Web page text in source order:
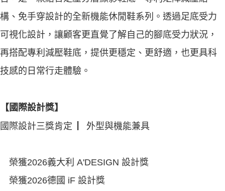
構、免手穿設計的全新機能休閒鞋系列。透過足底受力
可視化設計，讓顧客更直覺了解自己的腳底受力狀況，
再搭配專利減壓鞋底，提供更穩定、 更舒適，也更具科
技感的日常行走體驗。
【國際設計獎】
國際設計三獎肯定 ▏外型與機能兼具
榮獲2026義大利 A'DESIGN 設計獎
榮獲2026德國 iF 設計獎